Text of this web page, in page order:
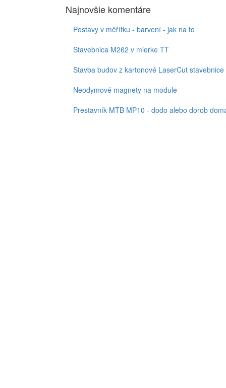
Najnovšie komentáre
Postavy v měřítku - barvení - jak na to
Stavebnica M262 v mierke TT
Stavba budov z kartonové LaserCut stavebnice
Neodymové magnety na module
Prestavník MTB MP10 - dodo alebo dorob